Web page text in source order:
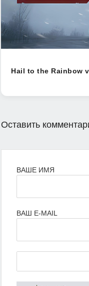
Hail to the Rainbow
Оставить
ВАШЕ ИМЯ
ВАШ E-MAIL